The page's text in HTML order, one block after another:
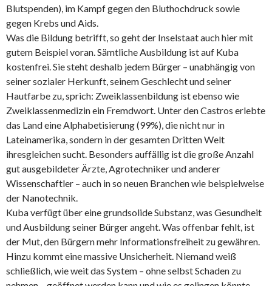
Blutspenden), im Kampf gegen den Bluthochdruck sowie
gegen Krebs und Aids.
Was die Bildung betrifft, so geht der Inselstaat auch hier mit
gutem Beispiel voran. Sämtliche Ausbildung ist auf Kuba
kostenfrei. Sie steht deshalb jedem Bürger – unabhängig von
seiner sozialer Herkunft, seinem Geschlecht und seiner
Hautfarbe zu, sprich: Zweiklassenbildung ist ebenso wie
Zweiklassenmedizin ein Fremdwort. Unter den Castros erlebte
das Land eine Alphabetisierung (99%), die nicht nur in
Lateinamerika, sondern in der gesamten Dritten Welt
ihresgleichen sucht. Besonders auffällig ist die große Anzahl
gut ausgebildeter Ärzte, Agrotechniker und anderer
Wissenschaftler – auch in so neuen Branchen wie beispielweise
der Nanotechnik.
Kuba verfügt über eine grundsolide Substanz, was Gesundheit
und Ausbildung seiner Bürger angeht. Was offenbar fehlt, ist
der Mut, den Bürgern mehr Informationsfreiheit zu gewähren.
Hinzu kommt eine massive Unsicherheit. Niemand weiß
schließlich, wie weit das System – ohne selbst Schaden zu